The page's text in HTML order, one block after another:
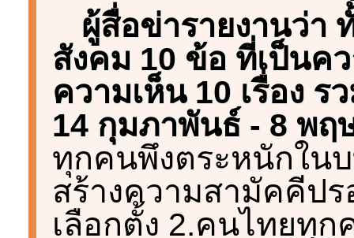
ผู้สื่อข่ารายงานว่า
สังคม 10 ข้อ ที่เป็นค
ความเห็น 10 เรื่อง
14 กุมภาพันธ์ - 8 พฤ
ทุกคนพึงตระหนักใน
สร้างความสามัคคีป
เลือกตั้ง 2.คนไทยทุ